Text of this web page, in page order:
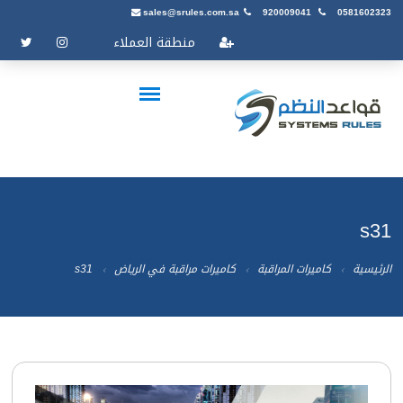
sales@srules.com.sa 920009041 0581602323
منطقة العملاء
s31
الرئيسية كاميرات المراقبة كاميرات مراقبة في الرياض s31